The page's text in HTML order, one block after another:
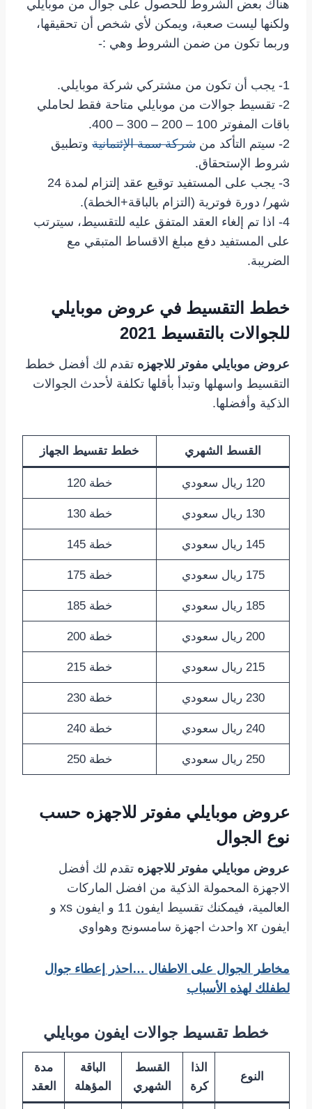
هناك بعض الشروط للحصول على جوال من موبايلي
ولكنها ليست صعبة، ويمكن لأي شخص أن تحقيقها،
وربما تكون من ضمن الشروط وهي :-
1- يجب أن تكون من مشتركي شركة موبايلي.
2- تقسيط جوالات من موبايلي متاحة فقط لحاملي
باقات المفوتر 100 – 200 – 300 – 400.
2- سيتم التأكد من
شركة سمة الإئتمانية وتطبيق
شروط الإستحقاق.
3- يجب على المستفيد توقيع عقد إلتزام لمدة 24
شهر/ دورة فوترية (التزام بالباقة+الخطة).
4- اذا تم إلغاء العقد المتفق عليه للتقسيط، سيترتب
على المستفيد دفع مبلغ الاقساط المتبقي مع
الضريبة.
خطط التقسيط في عروض موبايلي
للجوالات بالتقسيط 2021
عروض موبايلي مفوتر للاجهزه تقدم لك أفضل خطط
التقسيط واسهلها وتبدأ بأقلها تكلفة لأحدث الجوالات
الذكية وأفضلها.
القسط الشهري خطط تقسيط الجهاز
120 ريال سعودي خطة 120
130 ريال سعودي خطة 130
145 ريال سعودي خطة 145
175 ريال سعودي خطة 175
185 ريال سعودي خطة 185
200 ريال سعودي خطة 200
215 ريال سعودي خطة 215
230 ريال سعودي خطة 230
240 ريال سعودي خطة 240
250 ريال سعودي خطة 250
عروض موبايلي مفوتر للاجهزه حسب
نوع الجوال
عروض موبايلي مفوتر للاجهزه تقدم لك أفضل
الاجهزة المحمولة الذكية من افضل الماركات
العالمية، فيمكنك تقسيط ايفون 11 و ايفون xs و
ايفون xr واحدث اجهزة سامسونج وهواوي
مخاطر الجوال على الاطفال …احذر إعطاء جوال
لطفلك لهذه الأسباب
خطط تقسيط جوالات ايفون موبايلي
النوع
الذا
كرة
القسط
الشهري
الباقة
المؤهلة
مدة
العقد